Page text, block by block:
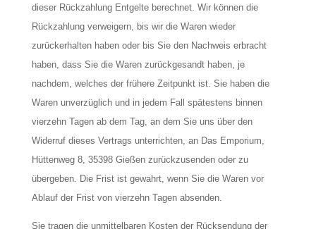
dieser Rückzahlung Entgelte berechnet. Wir können die
Rückzahlung verweigern, bis wir die Waren wieder
zurückerhalten haben oder bis Sie den Nachweis erbracht
haben, dass Sie die Waren zurückgesandt haben, je
nachdem, welches der frühere Zeitpunkt ist. Sie haben die
Waren unverzüglich und in jedem Fall spätestens binnen
vierzehn Tagen ab dem Tag, an dem Sie uns über den
Widerruf dieses Vertrags unterrichten, an Das Emporium,
Hüttenweg 8, 35398 Gießen zurückzusenden oder zu
übergeben. Die Frist ist gewahrt, wenn Sie die Waren vor
Ablauf der Frist von vierzehn Tagen absenden.
Sie tragen die unmittelbaren Kosten der Rücksendung der